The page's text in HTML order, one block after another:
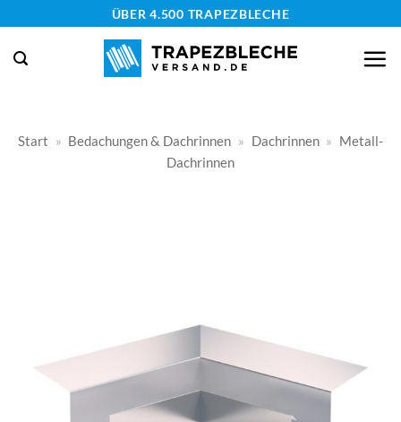
springen
ÜBER 4.500 TRAPEZBLECHE
Start » Bedachungen & Dachrinnen » Dachrinnen » Metall-
Dachrinnen